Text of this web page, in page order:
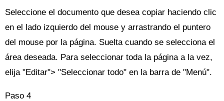
Seleccione el documento que desea copiar haciendo clic
en el lado izquierdo del mouse y arrastrando el puntero
del mouse por la página. Suelta cuando se selecciona el
área deseada. Para seleccionar toda la página a la vez,
elija "Editar"> "Seleccionar todo" en la barra de "Menú".
Paso 4